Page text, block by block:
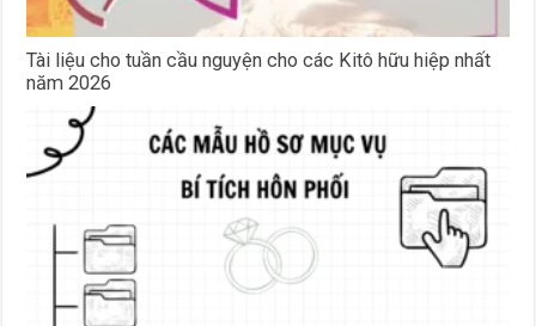
Tài liệu cho tuần cầu nguyện cho các Kitô hữu hiệp nhất
năm 2026